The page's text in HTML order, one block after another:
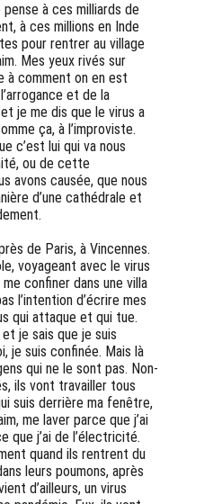
à ces milliards de
à ces millions en Inde
pour rentrer au village
Mes yeux rivés sur
à comment on en est
et de la
je me dis que le virus a
ça, à l’improviste.
c’est lui qui va nous
ou de cette
avons causée, que nous
d’une cathédrale et
de Paris, à Vincennes.
voyageant avec le virus
confiner dans une villa
l’intention d’écrire mes
qui attaque et qui tue.
je sais que je suis
je suis confinée. Mais là
qui ne le sont pas. Non-
ils vont travailler tous
suis derrière ma fenêtre,
me laver parce que j’ai
que j’ai de l’électricité.
quand ils rentrent du
leurs poumons, après
d’ailleurs, un virus